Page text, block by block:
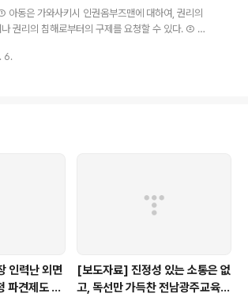
동은 가와사키시 인권옴부즈맨에 대하여, 권리의
권리의 침해로부터의 구제를 요청할 수 있다. ② 시
관계기관, 관계단체 등과 제휴를 도모하고, 아동 및 그
(이하 「행동계획」이라 한다)을 책정해야 한다. ② 시
계획을 책정함에 있어서, 시민 및 제38조에 규정한 ‘가
6.
인력난 외면
파견제도 재
[보도자료] 진정성 있는 소통은 없
고, 독선만 가득찬 전남광주교육감